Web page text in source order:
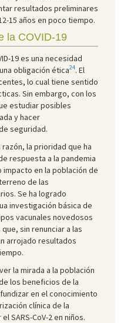
resultados preliminares
15 años en poco tiempo.
la COVID-19
19 es una necesidad
obligación ética24. El
lo cual tiene sentido
Sin embargo, con los
estudiar posibles
y hacer
seguridad.
la prioridad que ha
respuesta a la pandemia
en la población de
de las
Se ha logrado
investigación básica de
vacunales novedosos
sin renunciar a las
arrojado resultados
la mirada a la población
los beneficios de la
en el conocimiento
clínica de la
SARS-CoV-2 en niños.